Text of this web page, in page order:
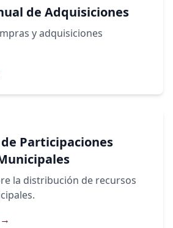
de Adquisiciones
y adquisiciones
Participaciones
la distribución de recursos